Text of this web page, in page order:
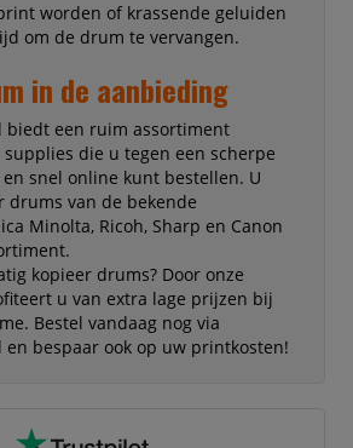
worden of krassende geluiden
om de drum te vervangen.
in de aanbieding
biedt een ruim assortiment
die u tegen een scherpe
snel online kunt bestellen. U
drums van de bekende
Minolta, Ricoh, Sharp en Canon
kopieer drums? Door onze
u van extra lage prijzen bij
Bestel vandaag nog via
en bespaar ook op uw printkosten!